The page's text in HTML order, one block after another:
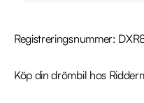
Registreringsnummer:
Köp din drömbil hos